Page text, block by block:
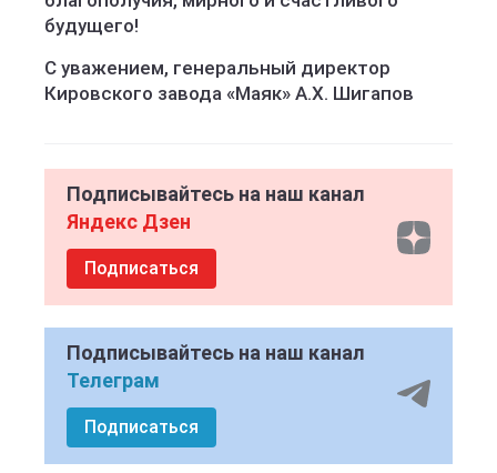
будущего!
С уважением, генеральный директор
Кировского завода «Маяк» А.Х. Шигапов
Подписывайтесь на наш канал
Яндекс Дзен
Подписаться
Подписывайтесь на наш канал
Телеграм
Подписаться